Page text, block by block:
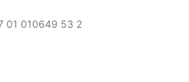
01 010649 53 2